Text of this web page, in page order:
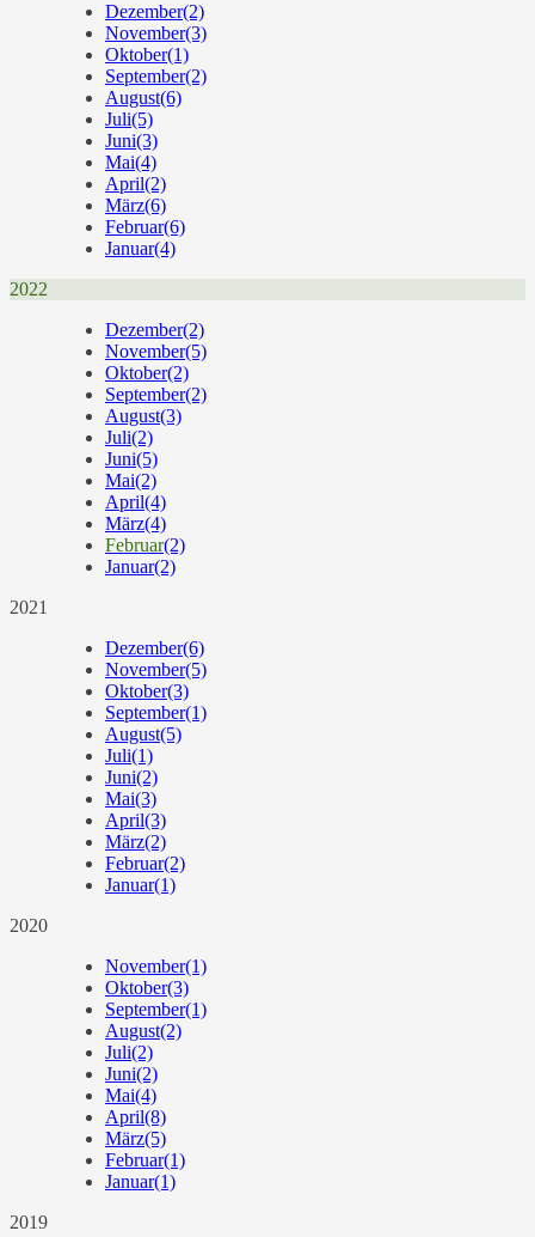
Dezember(2)
November(3)
Oktober(1)
September(2)
August(6)
Juli(5)
Juni(3)
Mai(4)
April(2)
März(6)
Februar(6)
Januar(4)
2022
Dezember(2)
November(5)
Oktober(2)
September(2)
August(3)
Juli(2)
Juni(5)
Mai(2)
April(4)
März(4)
Februar(2)
Januar(2)
2021
Dezember(6)
November(5)
Oktober(3)
September(1)
August(5)
Juli(1)
Juni(2)
Mai(3)
April(3)
März(2)
Februar(2)
Januar(1)
2020
November(1)
Oktober(3)
September(1)
August(2)
Juli(2)
Juni(2)
Mai(4)
April(8)
März(5)
Februar(1)
Januar(1)
2019